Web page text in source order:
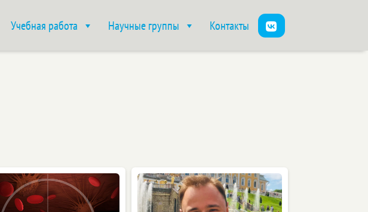
Учебная работа Научные группы Контакты